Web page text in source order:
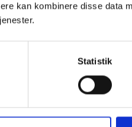
kan kombinere disse data
Statistik
Hippeastrum